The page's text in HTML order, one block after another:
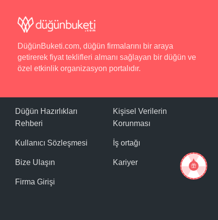
DüğünBuketi.com, düğün firmalarını bir araya
getirerek fiyat teklifleri almanı sağlayan bir düğün ve
özel etkinlik organizasyon portalıdır.
Düğün Hazırlıkları
Rehberi
Kullanıcı Sözleşmesi
Bize Ulaşın
Firma Girişi
Kişisel Verilerin
Korunması
İş ortağı
Kariyer